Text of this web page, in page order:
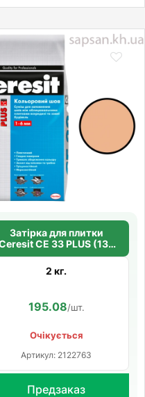
Затірка для плитки
СЕ 33 PLUS (139
персик)
2 кг.
195.08/шт.
Очікується
Артикул: 2122763
Предзаказ